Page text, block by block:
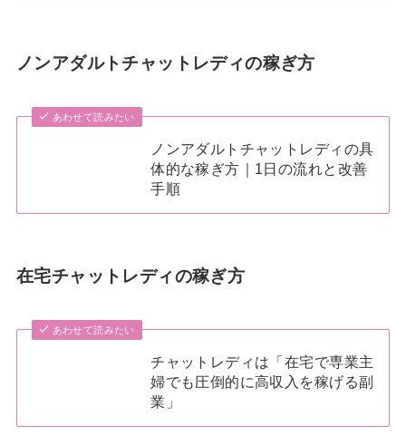
ノンアダルトチャットレディの稼ぎ方
あわせて読みたい
ノンアダルトチャットレディの具
体的な稼ぎ方｜1日の流れと改善
手順
在宅チャットレディの稼ぎ方
あわせて読みたい
チャットレディは「在宅で専業主
婦でも圧倒的に高収入を稼げる副
業」